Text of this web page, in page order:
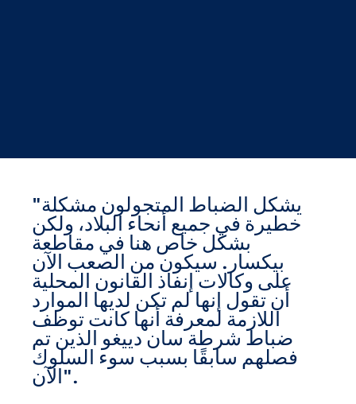
"يشكل الضباط المتجولون مشكلة
خطيرة في جميع أنحاء البلاد، ولكن
بشكل خاص هنا في مقاطعة
بيكسار. سيكون من الصعب الآن
على وكالات إنفاذ القانون المحلية
أن تقول إنها لم تكن لديها الموارد
اللازمة لمعرفة أنها كانت توظف
ضباط شرطة سان دييغو الذين تم
فصلهم سابقًا بسبب سوء السلوك
الآن".